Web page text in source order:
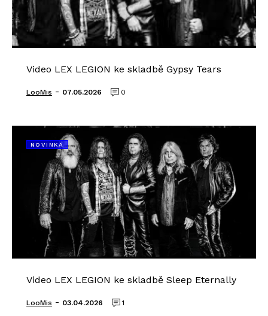
Video LEX LEGION ke skladbě Gypsy Tears
LooMis - 07.05.2026 0
NOVINKA
Video LEX LEGION ke skladbě Sleep Eternally
LooMis - 03.04.2026 1